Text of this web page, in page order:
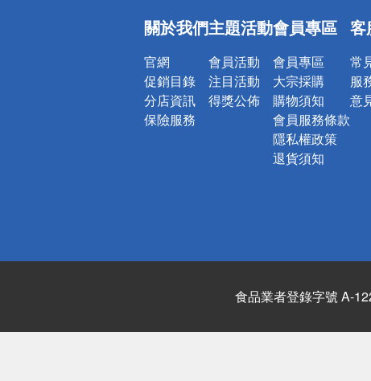
詐騙網頁！
關於我們
官網
促銷目錄
分店資訊
保險服務
主題活動
會員活動
注目活動
得獎公佈
會員專區
會員專區
大宗採購
購物須知
會員服務條款
隱私權政策
退貨須知
客
常
服
意
食品業者登錄字號 A-